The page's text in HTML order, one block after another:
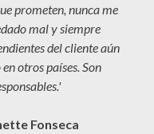
prometen, nunca me
mal y siempre
del cliente aún
otros países. Son
Fonseca